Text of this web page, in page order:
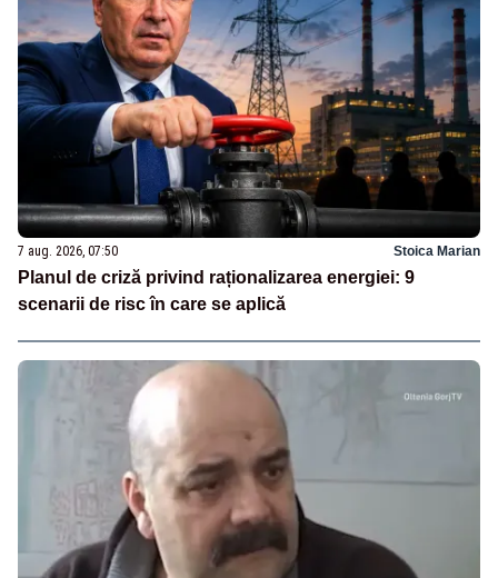
7 aug. 2026, 07:50 Stoica Marian
Planul de criză privind raționalizarea energiei: 9
scenarii de risc în care se aplică